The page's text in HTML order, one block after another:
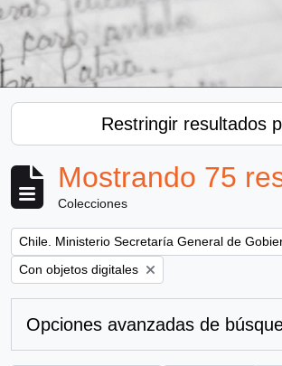
Restringir resultados
Mostrando 75
Colecciones
Remove filter:
Chile. Ministerio Secretaría General de
Remove filter:
Con objetos digitales
Opciones avanzadas de